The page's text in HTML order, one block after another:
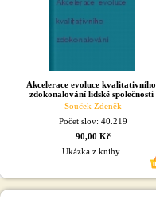
Akcelerace evoluce kvalitativního
zdokonalování lidské společnosti
Souček Zdeněk
Počet slov: 40.219
90,00 Kč
Ukázka z knihy